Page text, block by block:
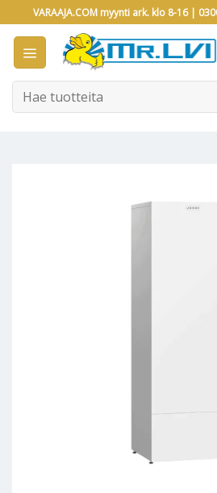
to
content
VARAAJA.COM myynti ark. klo 8-16 |
Etsi: